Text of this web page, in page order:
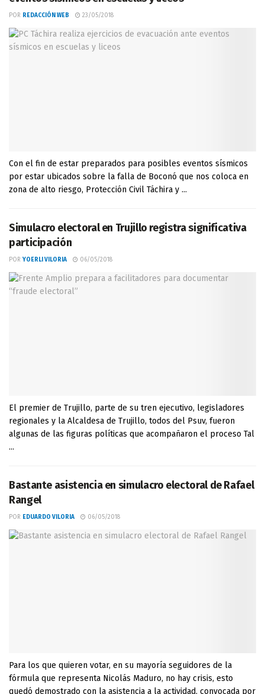
POR REDACCIÓN WEB 23/05/2018
Con el fin de estar preparados para posibles eventos sísmicos
por estar ubicados sobre la falla de Boconó que nos coloca en
zona de alto riesgo, Protección Civil Táchira y ...
Simulacro electoral en Trujillo registra significativa
participación
POR YOERLI VILORIA 06/05/2018
El premier de Trujillo, parte de su tren ejecutivo, legisladores
regionales y la Alcaldesa de Trujillo, todos del Psuv, fueron
algunas de las figuras políticas que acompañaron el proceso Tal
...
Bastante asistencia en simulacro electoral de Rafael
Rangel
POR EDUARDO VILORIA 06/05/2018
Para los que quieren votar, en su mayoría seguidores de la
fórmula que representa Nicolás Maduro, no hay crisis, esto
quedó demostrado con la asistencia a la actividad, convocada por